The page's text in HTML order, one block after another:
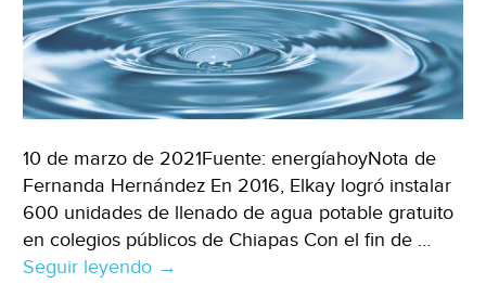
10 de marzo de 2021Fuente: energíahoyNota de
Fernanda Hernández En 2016, Elkay logró instalar
600 unidades de llenado de agua potable gratuito
en colegios públicos de Chiapas Con el fin de …
Seguir leyendo Elkay
→